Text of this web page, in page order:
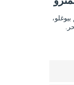
بيوغلو،